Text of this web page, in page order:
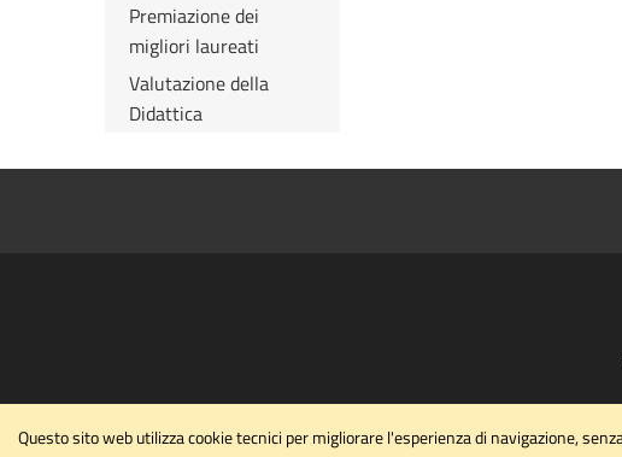
Premiazione dei
migliori laureati
Valutazione della
Didattica
Via
Questo sito web utilizza cookie tecnici per migliorare l'esperienza di navigazione,